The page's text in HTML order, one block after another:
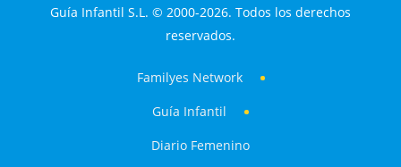
Guía Infantil S.L. © 2000-2026. Todos los derechos
reservados.
Familyes Network
Guía Infantil
Diario Femenino